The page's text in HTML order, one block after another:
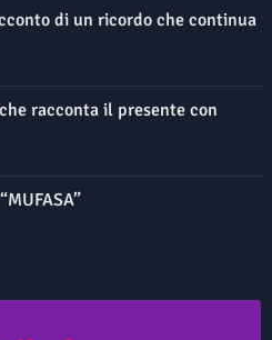
di un ricordo che continua
racconta il presente con